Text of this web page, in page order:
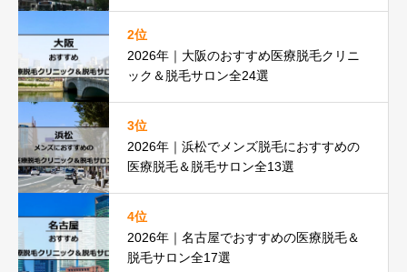
2位
2026年｜大阪のおすすめ医療脱毛クリニ
ック＆脱毛サロン全24選
3位
2026年｜浜松でメンズ脱毛におすすめの
医療脱毛＆脱毛サロン全13選
4位
2026年｜名古屋でおすすめの医療脱毛＆
脱毛サロン全17選